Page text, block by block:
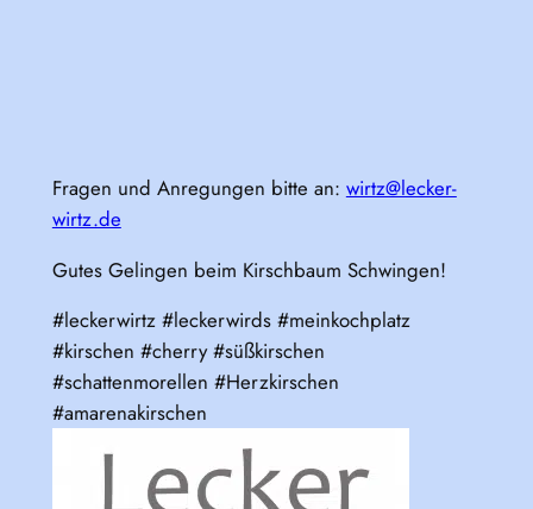
Fragen und Anregungen bitte an: wirtz@lecker-
wirtz.de
Gutes Gelingen beim Kirschbaum Schwingen!
#leckerwirtz #leckerwirds #meinkochplatz
#kirschen #cherry #süßkirschen
#schattenmorellen #Herzkirschen
#amarenakirschen